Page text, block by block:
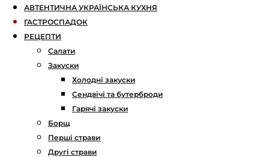
АВТЕНТИЧНА УКРАЇНСЬКА КУХНЯ
ГАСТРОСПАДОК
РЕЦЕПТИ
Салати
Закуски
Холодні закуски
Сендвічі та бутерброди
Гарячі закуски
Борщ
Перші страви
Другі страви